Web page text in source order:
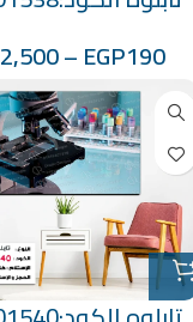
EGP190
–
2,500